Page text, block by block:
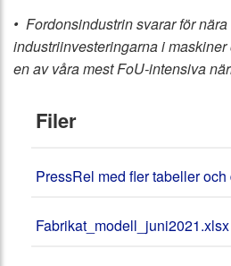
• Fordonsindustrin svarar för
industriinvesteringarna i
en av våra mest FoU-intensiva
Filer
PressRel med fler tabeller
Fabrikat_modell_juni2021.xlsx